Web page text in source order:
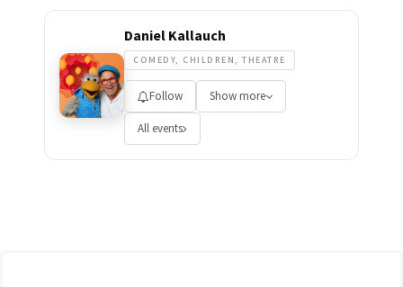
Daniel Kallauch
COMEDY, CHILDREN, THEATRE
Follow Show more
All events